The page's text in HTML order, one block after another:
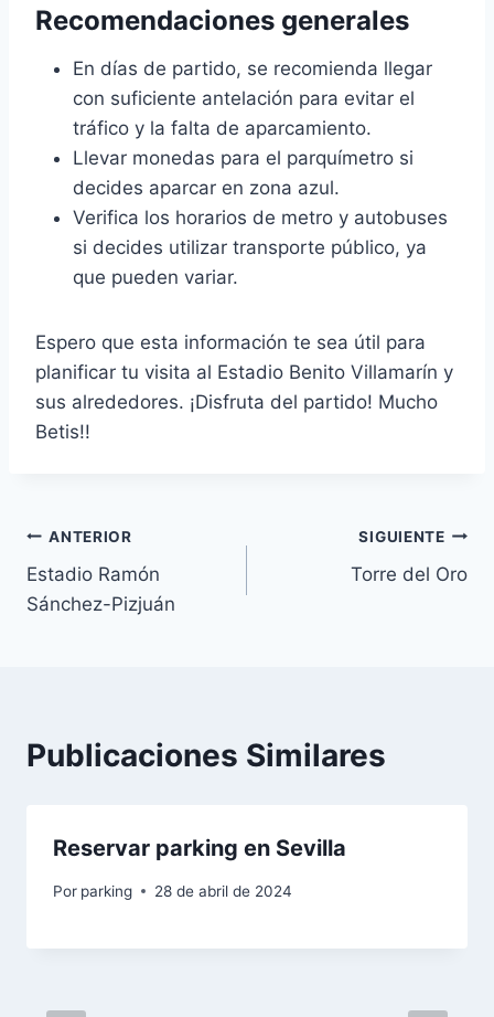
Recomendaciones generales
En días de partido, se recomienda llegar
con suficiente antelación para evitar el
tráfico y la falta de aparcamiento.
Llevar monedas para el parquímetro si
decides aparcar en zona azul.
Verifica los horarios de metro y autobuses
si decides utilizar transporte público, ya
que pueden variar.
Espero que esta información te sea útil para
planificar tu visita al Estadio Benito Villamarín y
sus alrededores. ¡Disfruta del partido! Mucho
Betis!!
Navegación
de
ANTERIOR
Estadio Ramón
Sánchez-Pizjuán
SIGUIENTE
Torre del Oro
Publicaciones Similares
Reservar parking en Sevilla
Por parking 28 de abril de 2024